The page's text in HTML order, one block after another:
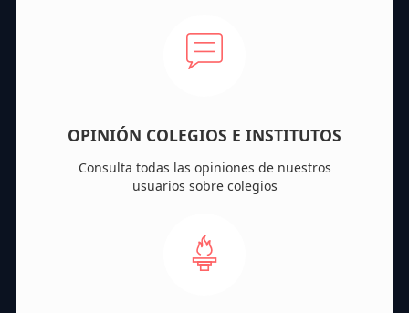
OPINIÓN COLEGIOS E INSTITUTOS
Consulta todas las opiniones de nuestros
usuarios sobre colegios